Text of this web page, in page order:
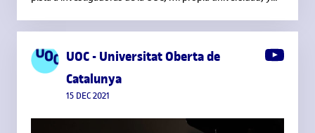
y su estudio sobre cómo leemos la masculinidad en los
cuerpos. (Te recomiendo el artículo entero, porque en el
reel no llego a poder dibujar completamente lo fascinante
de las respuestas concretas a cada fotografía, tienes la
referencia en el propio vídeo) Si te apasiona este tipo de
UOC - Universitat Oberta de
Catalunya
15 DEC 2021